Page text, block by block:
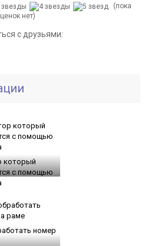
(пока
нет)
с друзьями:
который
с помощью
номер